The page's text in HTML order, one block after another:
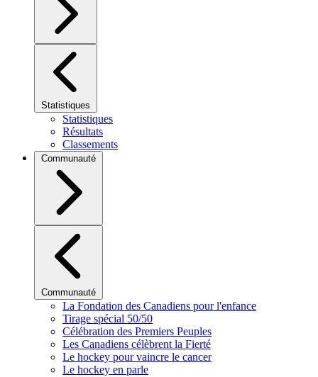
Statistiques
Statistiques
Résultats
Classements
Communauté
Communauté
La Fondation des Canadiens pour l'enfance
Tirage spécial 50/50
Célébration des Premiers Peuples
Les Canadiens célèbrent la Fierté
Le hockey pour vaincre le cancer
Le hockey en parle